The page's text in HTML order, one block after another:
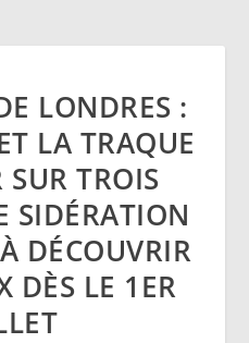
LONDRES :
LA TRAQUE
TROIS
SIDÉRATION
DÉCOUVRIR
DÈS LE 1ER